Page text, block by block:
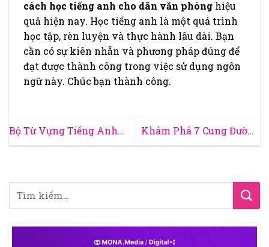
cách học tiếng anh cho dân văn phòng hiệu
quả hiện nay. Học tiếng anh là một quá trình
học tập, rèn luyện và thực hành lâu dài. Bạn
cần có sự kiên nhẫn và phương pháp đúng để
đạt được thành công trong việc sử dụng ngôn
ngữ này. Chúc bạn thành công.
Bộ Từ Vựng Tiếng Anh
Tin Học Văn Phòng Mà
Khám Phá 7 Cung Đường
Tây Bắc Đẹp Mà Phượt